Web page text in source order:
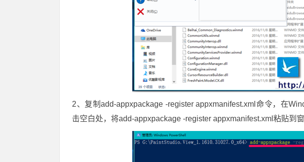
2、复制add-appxpackage -register appxmanifest.xml命令，在
击空白处，将add-appxpackage -register appxmanifest.xml粘贴到窗